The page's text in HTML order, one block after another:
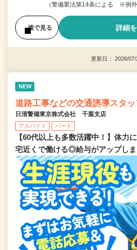
（警備業法第14条による ※例外
後で見る 詳細
更新日： 2026/
NEW
道路工事などの交通誘導スタッ
日清警備東京株式会社 千葉支店
アルバイト パート
【60代以上も多数活躍中！】体力
宅近くで働ける◎給与がアップしま